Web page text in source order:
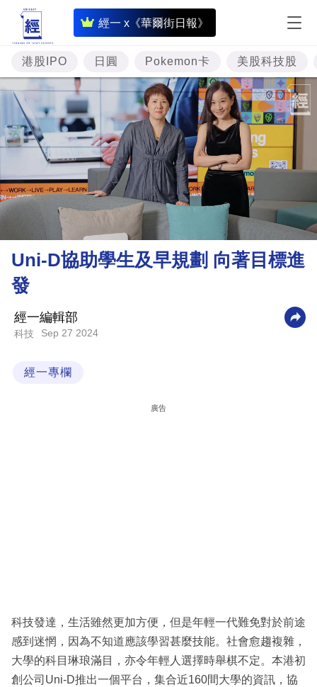
經一 x《華爾街日報》
即
時
財
經
專
題
投
資
樓
市
理
財
科
區
港股IPO 日圓 Pokemon卡 美股科技股
Uni-D協助學生及早規劃 向著目標進
發
經一編輯部
科技 Sep 27 2024
經一專欄
廣告
科技發達，生活雖然更加方便，但是年輕一代難免對於前途
感到迷惘，因為不知道應該學習甚麼技能。社會愈趨複雜，
大學的科目琳琅滿目，亦令年輕人選擇時舉棋不定。本港初
創公司Uni-D推出一個平台，集合近160間大學的資訊，協